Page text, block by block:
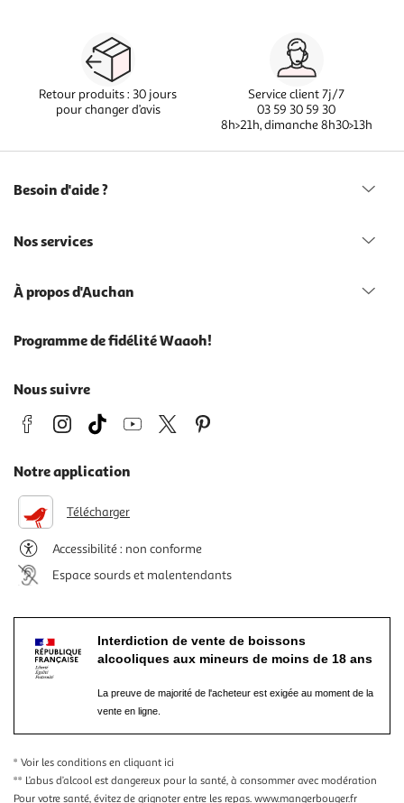
Retour produits : 30 jours
pour changer d’avis
Service client 7j/7
03 59 30 59 30
8h>21h, dimanche 8h30>13h
Besoin d'aide ?
Nos services
À propos d'Auchan
Programme de fidélité Waaoh!
Nous suivre
Notre application
Télécharger
Accessibilité : non conforme
Espace sourds et malentendants
Interdiction de vente de boissons
alcooliques aux mineurs de moins de 18 ans
La preuve de majorité de l'acheteur est exigée au moment de la
vente en ligne.
* Voir les conditions en cliquant ici
** L’abus d’alcool est dangereux pour la santé, à consommer avec modération
Pour votre santé, évitez de grignoter entre les repas. www.mangerbouger.fr